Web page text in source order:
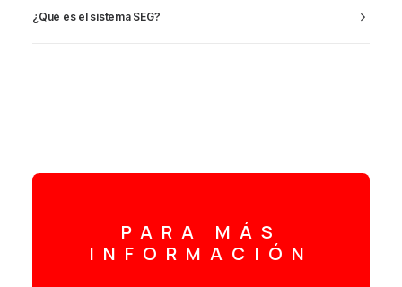
¿Qué es el sistema SEG?
PARA MÁS
INFORMACIÓN